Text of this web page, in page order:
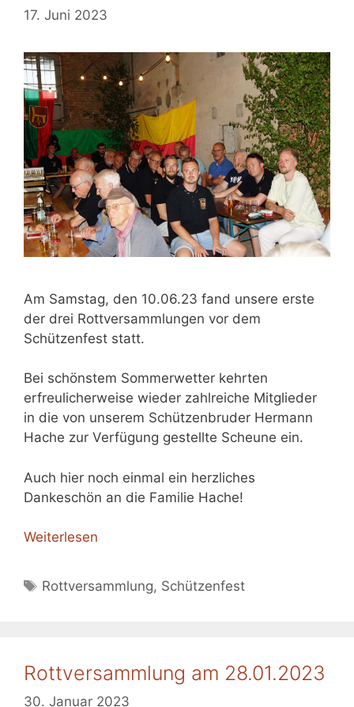
17. Juni 2023
Am Samstag, den 10.06.23 fand unsere erste
der drei Rottversammlungen vor dem
Schützenfest statt.
Bei schönstem Sommerwetter kehrten
erfreulicherweise wieder zahlreiche Mitglieder
in die von unserem Schützenbruder Hermann
Hache zur Verfügung gestellte Scheune ein.
Auch hier noch einmal ein herzliches
Dankeschön an die Familie Hache!
Weiterlesen
Schlagwörter
Rottversammlung, Schützenfest
Rottversammlung am 28.01.2023
30. Januar 2023